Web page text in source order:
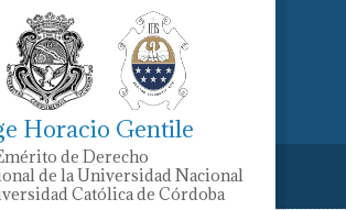
Horacio Gentile
de Derecho
de la Universidad Nacional
Católica de Córdoba